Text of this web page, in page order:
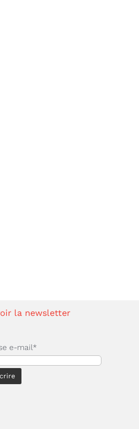
la newsletter
e-mail*